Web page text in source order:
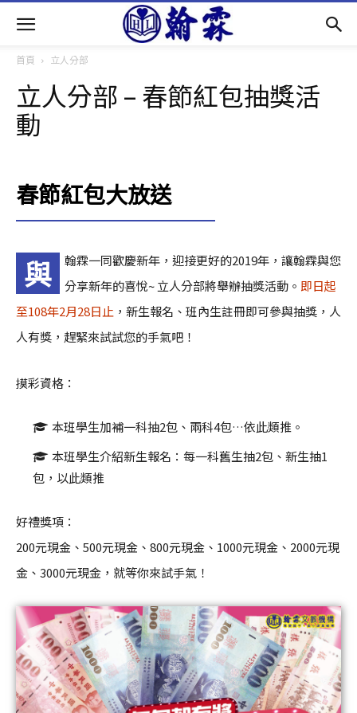
首頁 立人分部
立人分部 – 春節紅包抽獎活
動
春節紅包大放送
與
翰霖一同歡慶新年，迎接更好的2019年，讓翰霖與您
分享新年的喜悅~ 立人分部將舉辦抽獎活動。 即日起
至108年2月28日止 ，新生報名、班內生註冊即可參與抽獎，人
人有獎，趕緊來試試您的手氣吧！
摸彩資格：
本班學生加補一科抽2包、兩科4包…依此類推。
本班學生介紹新生報名：每一科舊生抽2包、新生抽1
包，以此類推
好禮獎項：
200元現金、500元現金、800元現金、1000元現金、2000元現
金、3000元現金，就等你來試手氣！